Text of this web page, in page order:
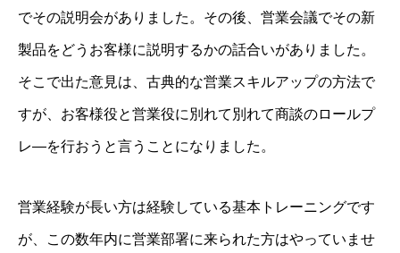
でその説明会がありました。その後、営業会議でその新
製品をどうお客様に説明するかの話合いがありました。
そこで出た意見は、古典的な営業スキルアップの方法で
すが、お客様役と営業役に別れて別れて商談のロールプ
レ―を行おうと言うことになりました。
営業経験が長い方は経験している基本トレーニングです
が、この数年内に営業部署に来られた方はやっていませ